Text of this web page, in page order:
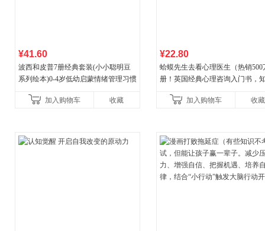
¥41.60
波西和皮普7册经典套装(小小聪明豆
系列绘本)0-4岁低幼启蒙情绪管理习惯
养好品质，发现快
加入购物车 收藏
¥22.80
蛤蟆先生去看心理医生（热销500
册！英国经典心理咨询入门书，
加入购物车
收藏